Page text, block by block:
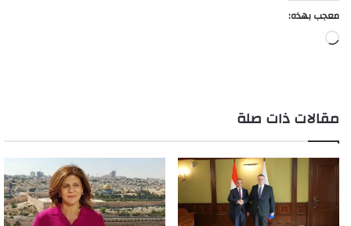
معجب بهذه:
جاري
مقالات ذات صلة